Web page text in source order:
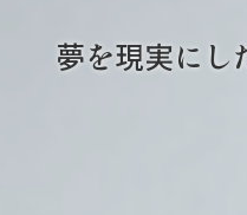
夢を現実に